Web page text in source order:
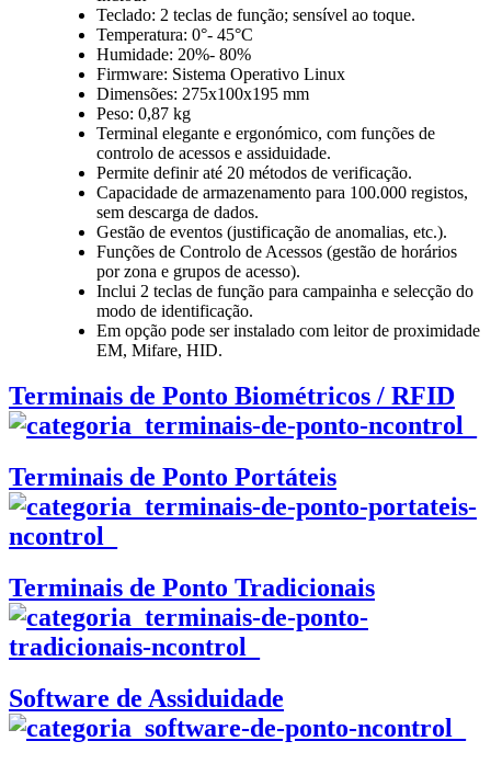
Teclado: 2 teclas de função; sensível ao toque.
Temperatura: 0°- 45°C
Humidade: 20%- 80%
Firmware: Sistema Operativo Linux
Dimensões: 275x100x195 mm
Peso: 0,87 kg
Terminal elegante e ergonómico, com funções de
controlo de acessos e assiduidade.
Permite definir até 20 métodos de verificação.
Capacidade de armazenamento para 100.000 registos,
sem descarga de dados.
Gestão de eventos (justificação de anomalias, etc.).
Funções de Controlo de Acessos (gestão de horários
por zona e grupos de acesso).
Inclui 2 teclas de função para campainha e selecção do
modo de identificação.
Em opção pode ser instalado com leitor de proximidade
EM, Mifare, HID.
Terminais de Ponto Biométricos / RFID
Terminais de Ponto Portáteis
Terminais de Ponto Tradicionais
Software de Assiduidade